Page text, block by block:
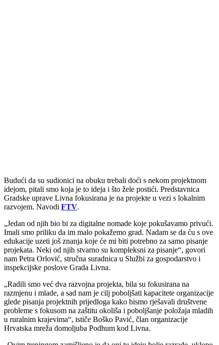
Budući da su sudionici na obuku trebali doći s nekom projektnom
idejom, pitali smo koja je to ideja i što žele postići. Predstavnica
Gradske uprave Livna fokusirana je na projekte u vezi s lokalnim
razvojem. Navodi FTV.
„Jedan od njih bio bi za digitalne nomade koje pokušavamo privući.
Imali smo priliku da im malo pokažemo grad. Nadam se da ću s ove
edukacije uzeti još znanja koje će mi biti potrebno za samo pisanje
projekata. Neki od njih stvarno su kompleksni za pisanje“, govori
nam Petra Orlović, stručna suradnica u Službi za gospodarstvo i
inspekcijske poslove Grada Livna.
„Radili smo već dva razvojna projekta, bila su fokusirana na
razmjenu i mlade, a sad nam je cilj poboljšati kapacitete organizacije
glede pisanja projektnih prijedloga kako bismo rješavali društvene
probleme s fokusom na zaštitu okoliša i poboljšanje položaja mladih
u ruralnim krajevima“, ističe Boško Pavić, član organizacije
Hrvatska mreža domoljuba Podhum kod Livna.